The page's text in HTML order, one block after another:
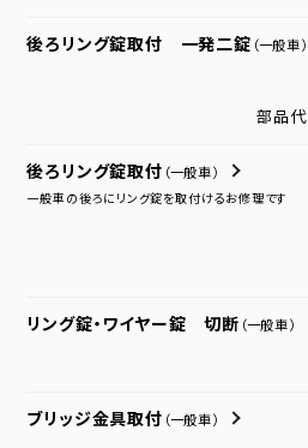
後ろリング錠取付 一発二錠 （一般車）
部品代
後ろリング錠取付 （一般車）
一般車の後ろにリング錠を取付けるお修理です
リング錠・ワイヤー錠 切断 （一般車）
ブリッジ金具取付 （一般車）